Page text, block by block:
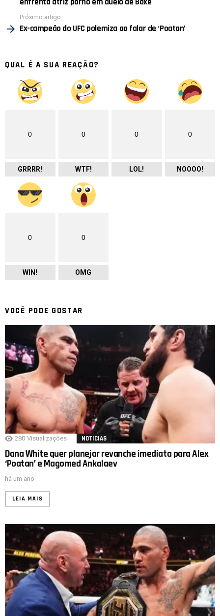
Próximo artigo
Ex-campeão do UFC polemiza ao falar de ‘Poatan’
QUAL É A SUA REAÇÃO?
0
GRRRR!
0
WTF!
0
LOL!
0
NOOOO!
0
WIN!
0
OMG
VOCÊ PODE GOSTAR
280 Visualizações NOTICIAS
Dana White quer planejar revanche imediata para Alex
‘Poatan’ e Magomed Ankalaev
há um ano
LEIA MAIS